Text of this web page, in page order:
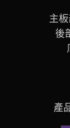
主
後
產